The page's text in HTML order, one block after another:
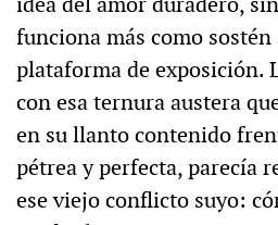
funciona más como
plataforma de exposición.
con esa ternura austera
en su llanto contenido
pétrea y perfecta, parecía
ese viejo conflicto suyo: